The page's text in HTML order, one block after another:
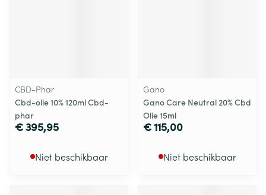
CBD-Phar
Cbd-olie 10% 120ml Cbd-
phar
€ 395,95
Niet beschikbaar
Gano
Gano Care Neutral 20% Cbd
Olie 15ml
€ 115,00
Niet beschikbaar